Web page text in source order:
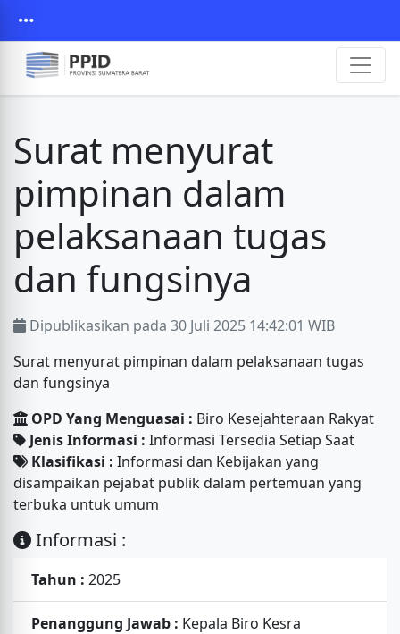
Surat menyurat
pimpinan dalam
pelaksanaan tugas
dan fungsinya
Dipublikasikan pada 30 Juli 2025 14:42:01 WIB
Surat menyurat pimpinan dalam pelaksanaan tugas
dan fungsinya
OPD Yang Menguasai : Biro Kesejahteraan Rakyat
Jenis Informasi : Informasi Tersedia Setiap Saat
Klasifikasi : Informasi dan Kebijakan yang
disampaikan pejabat publik dalam pertemuan yang
terbuka untuk umum
Informasi :
Tahun : 2025
Penanggung Jawab : Kepala Biro Kesra